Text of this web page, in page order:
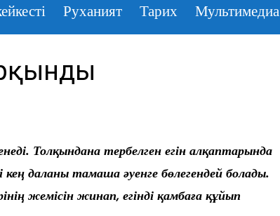
Руханият Тарих Мультимедиа
Толқындана тербелген егін алқаптарында
кең даланы тамаша әуенге бөлегендей болады.
жемісін жинап, егінді қамбаға құйып